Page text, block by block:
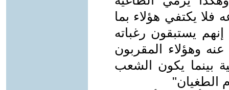
فلا يكتفي هؤلاء بما
يستبقون رغباته
وهؤلاء المقربون
بينما يكون الشعب
الطغيان"